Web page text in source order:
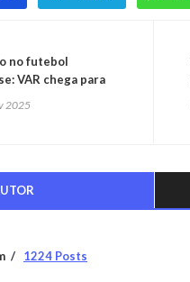
no futebol
VAR chega para
2025
1224 Posts